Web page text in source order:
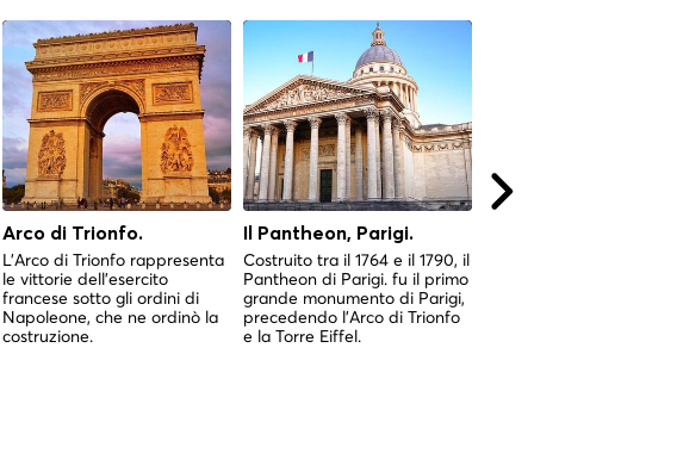
Arco di Trionfo.
L'Arco di Trionfo rappresenta
le vittorie dell'esercito
francese sotto gli ordini di
Napoleone, che ne ordinò la
costruzione.
Il Pantheon, Parigi.
Costruito tra il 1764 e il 1790, il
Pantheon di Parigi. fu il primo
grande monumento di Parigi,
precedendo l'Arco di Trionfo
e la Torre Eiffel.